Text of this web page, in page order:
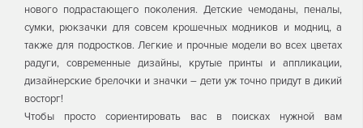
нового подрастающего поколения. Детские чемоданы, пеналы,
сумки, рюкзачки для совсем крошечных модников и модниц, а
также для подростков. Легкие и прочные модели во всех цветах
радуги, современные дизайны, крутые принты и аппликации,
дизайнерские брелочки и значки – дети уж точно придут в дикий
восторг!
Чтобы просто сориентировать вас в поисках нужной вам